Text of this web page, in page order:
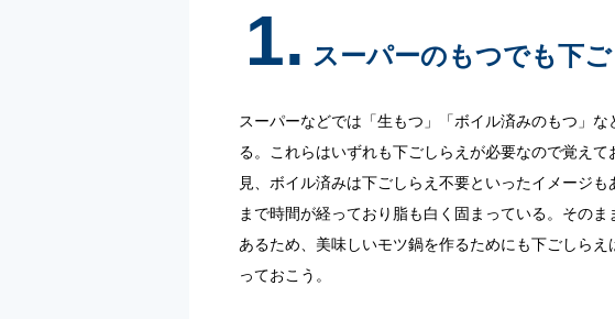
1. スーパーのもつでも下
スーパーなどでは「生もつ」「ボイル済みのもつ」な
る。これらはいずれも下ごしらえが必要なので覚えて
見、ボイル済みは下ごしらえ不要といったイメージも
まで時間が経っており脂も白く固まっている。そのま
あるため、美味しいモツ鍋を作るためにも下ごしらえ
っておこう。